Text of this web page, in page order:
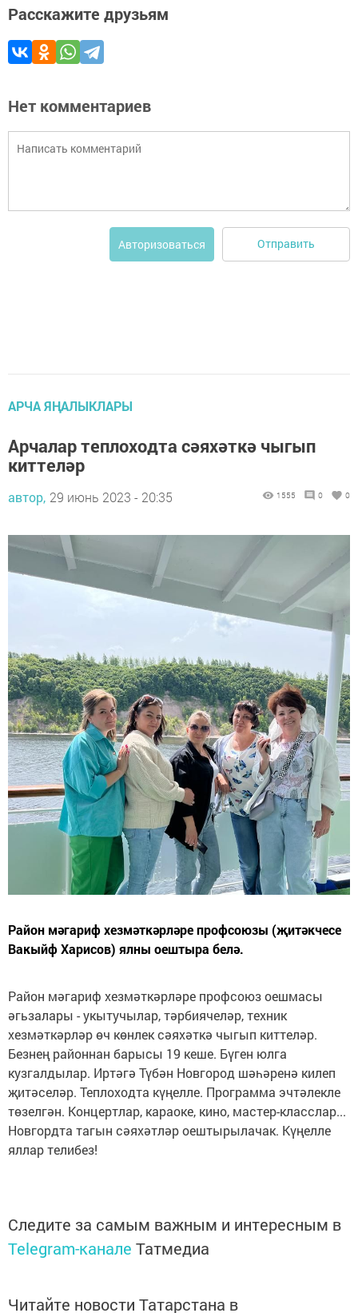
Расскажите друзьям
Нет комментариев
Авторизоваться Отправить
АРЧА ЯҢАЛЫКЛАРЫ
Арчалар теплоходта сәяхәткә чыгып
киттеләр
автор, 29 июнь 2023 - 20:35 1555 0 0
Район мәгариф хезмәткәрләре профсоюзы (җитәкчесе
Вакыйф Харисов) ялны оештыра белә.
Район мәгариф хезмәткәрләре профсоюз оешмасы
әгьзалары - укытучылар, тәрбиячеләр, техник
хезмәткәрләр өч көнлек сәяхәткә чыгып киттеләр.
Безнең районнан барысы 19 кеше. Бүген юлга
кузгалдылар. Иртәгә Түбән Новгород шәһәренә килеп
җитәселәр. Теплоходта күңелле. Программа эчтәлекле
төзелгән. Концертлар, караоке, кино, мастер-класслар...
Новгордта тагын сәяхәтләр оештырылачак. Күңелле
яллар телибез!
Следите за самым важным и интересным в
Telegram-канале Татмедиа
Читайте новости Татарстана в